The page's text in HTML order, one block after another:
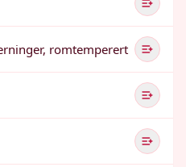
romtemperert